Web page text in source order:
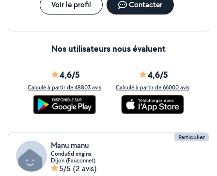
Voir le profil Contacter
Nos utilisateurs nous évaluent
4,6/5
Calculé à partir de 48803 avis
4,6/5
Calculé à partir de 66000 avis
Particulier
Manu manu
Condu6d engins
Dijon (Fauconnet)
5/5 (2 avis)